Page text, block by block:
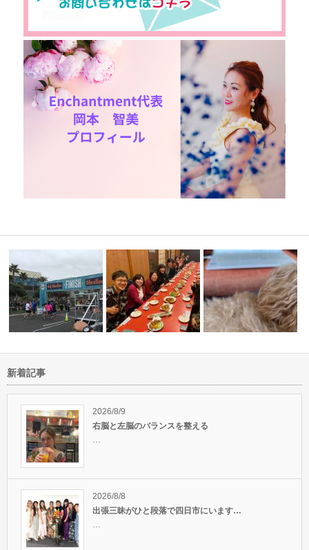
ストレス解消にマラソンをはじ第一回伊勢神祭り、無事に終了
新着記事
2026/8/9
右脳と左脳のバランスを整える
…
2026/8/8
出張三昧がひと段落で四日市にいます…
…